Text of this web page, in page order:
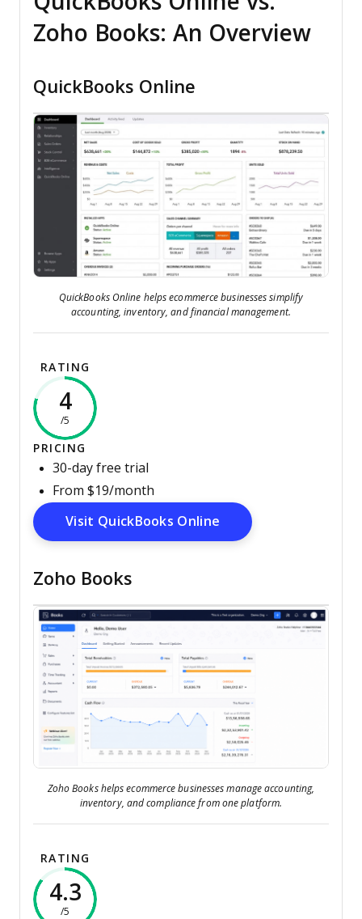
Zoho Books: An Overview
QuickBooks Online
QuickBooks Online helps ecommerce businesses simplify
accounting, inventory, and financial management.
RATING
4
/5
PRICING
30-day free trial
From $19/month
Visit QuickBooks Online Opens New Window
Zoho Books
Zoho Books helps ecommerce businesses manage accounting,
inventory, and compliance from one platform.
RATING
4.3
/5